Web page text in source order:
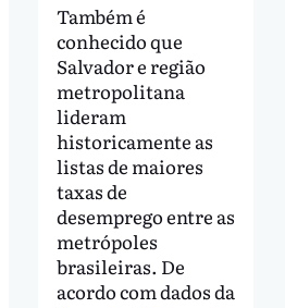
Também é
conhecido que
Salvador e região
metropolitana
lideram
historicamente as
listas de maiores
taxas de
desemprego entre as
metrópoles
brasileiras. De
acordo com dados da